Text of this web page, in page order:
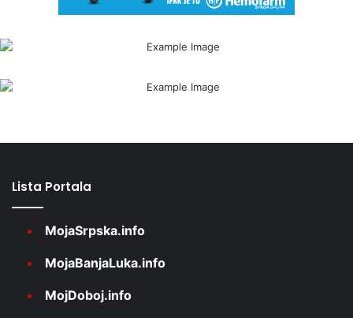
Lista Portala
MojaSrpska.info
MojaBanjaLuka.info
MojDoboj.info